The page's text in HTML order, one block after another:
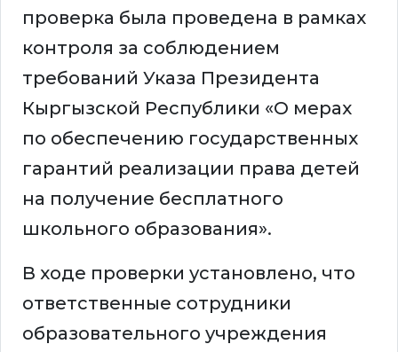
проверка была проведена в рамках
контроля за соблюдением
требований Указа Президента
Кыргызской Республики «О мерах
по обеспечению государственных
гарантий реализации права детей
на получение бесплатного
школьного образования».
В ходе проверки установлено, что
ответственные сотрудники
образовательного учреждения